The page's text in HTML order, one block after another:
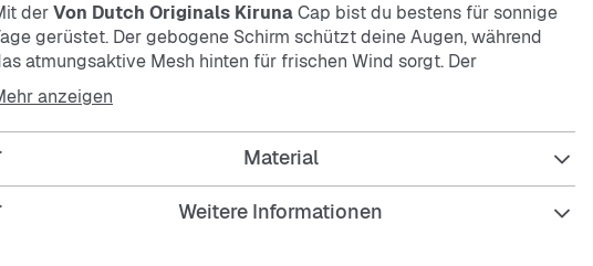
derVon Dutch Originals KirunaCap bist du bestens für sonnige
gerüstet. Der gebogene Schirm schützt deine Augen, während
atmungsaktive Mesh hinten für frischen Wind sorgt. Der
Strap garantiert perfekten Sitz. Dazu ist die Cap
und pflegeleicht – ideal für jeden Tag.
anzeigen
Material
Weitere Informationen